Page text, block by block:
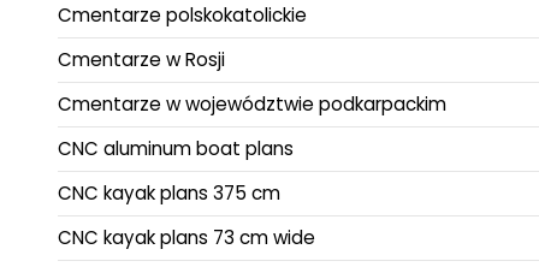
Cmentarze polskokatolickie
Cmentarze w Rosji
Cmentarze w województwie podkarpackim
CNC aluminum boat plans
CNC kayak plans 375 cm
CNC kayak plans 73 cm wide